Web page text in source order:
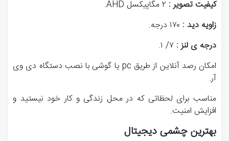
کیفیت تصویر :
زاویه دید :
درجه ی لنز :
امکان رصد آنلاین از طریق pc یا گوشی با نصب دستگاه دی وی
آر.
مناسب برای لحظاتی که در محل زندگی و کار خود نیستید و
افزایش امنیت.
بهترین چشمی دیجیتال